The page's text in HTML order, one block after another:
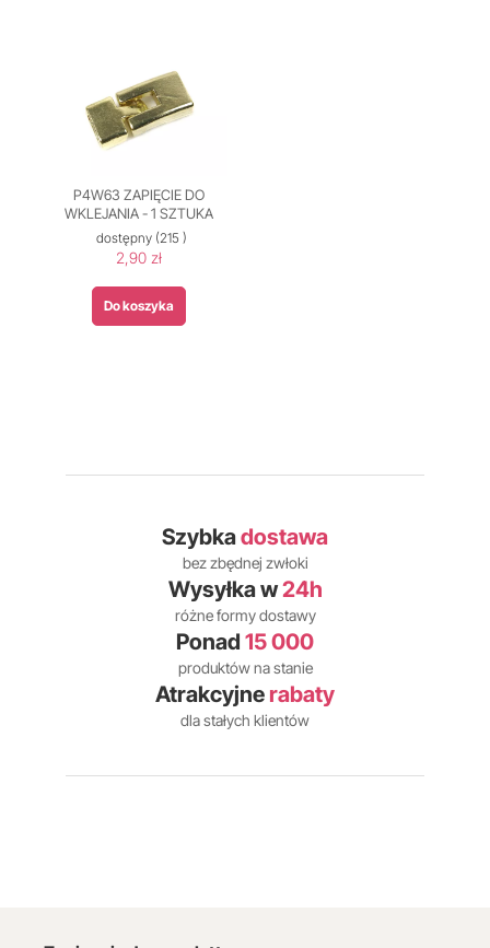
P4W63 ZAPIĘCIE DO
WKLEJANIA - 1 SZTUKA
dostępny (215 )
2,90 zł
Do koszyka
Szybkadostawa
bez zbędnej zwłoki
Wysyłka w24h
różne formy dostawy
Ponad 15 000
produktów na stanie
Atrakcyjne rabaty
dla stałych klientów